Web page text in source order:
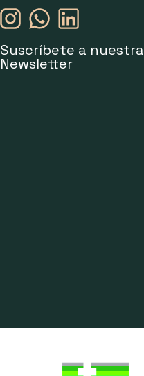
Suscríbete a nuestra
Newsletter